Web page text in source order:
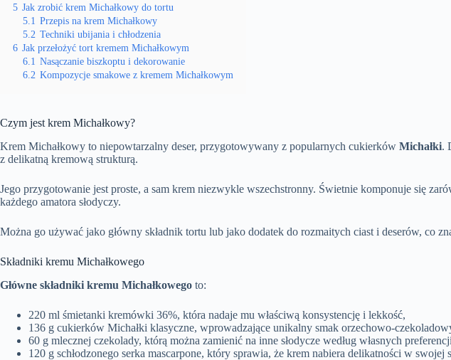
5 Jak zrobić krem Michałkowy do tortu
5.1 Przepis na krem Michałkowy
5.2 Techniki ubijania i chłodzenia
6 Jak przełożyć tort kremem Michałkowym
6.1 Nasączanie biszkoptu i dekorowanie
6.2 Kompozycje smakowe z kremem Michałkowym
Czym jest krem Michałkowy?
Krem Michałkowy to niepowtarzalny deser, przygotowywany z popularnych cukierków Michałki.
z delikatną kremową strukturą.
Jego przygotowanie jest proste, a sam krem niezwykle wszechstronny. Świetnie komponuje się
każdego amatora słodyczy.
Można go używać jako główny składnik tortu lub jako dodatek do rozmaitych ciast i deserów, co
Składniki kremu Michałkowego
Główne składniki kremu Michałkowego to:
220 ml śmietanki kremówki 36%, która nadaje mu właściwą konsystencję i lekkość,
136 g cukierków Michałki klasyczne, wprowadzające unikalny smak orzechowo-
60 g mlecznej czekolady, którą można zamienić na inne słodycze według własnych
120 g schłodzonego serka mascarpone, który sprawia, że krem nabiera delikatności w swojej